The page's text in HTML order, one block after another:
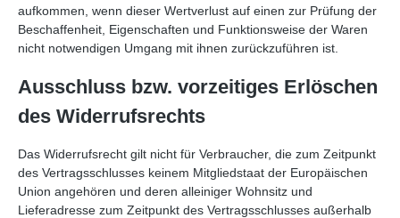
aufkommen, wenn dieser Wertverlust auf einen zur Prüfung der
Beschaffenheit, Eigenschaften und Funktionsweise der Waren
nicht notwendigen Umgang mit ihnen zurückzuführen ist.
Ausschluss bzw. vorzeitiges Erlöschen
des Widerrufsrechts
Das Widerrufsrecht gilt nicht für Verbraucher, die zum Zeitpunkt
des Vertragsschlusses keinem Mitgliedstaat der Europäischen
Union angehören und deren alleiniger Wohnsitz und
Lieferadresse zum Zeitpunkt des Vertragsschlusses außerhalb